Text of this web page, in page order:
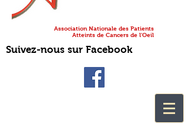
Association Nationale des Patients
Atteints de Cancers de l'Oeil
Suivez-nous sur Facebook